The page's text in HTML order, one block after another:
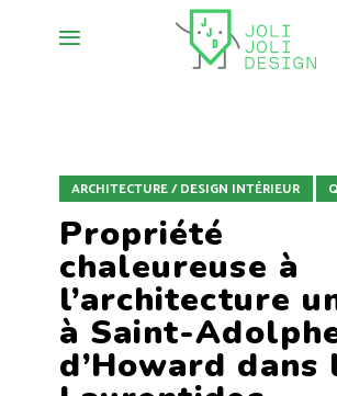
ARCHITECTURE / DESIGN INTÉRIEUR
Propriété
chaleureuse à
l’architecture
à Saint-
d’Howard dans